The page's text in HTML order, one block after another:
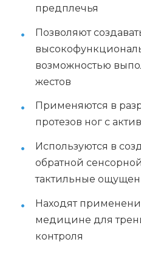
предплечья
Позволяют
возможностью
жестов
Применяются в
протезов ног с
Используются в
обратной
тактильные
Находят
медицине для
контроля